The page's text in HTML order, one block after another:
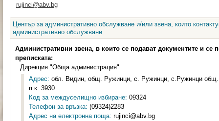
rujinci@abv.bg
Център за административно обслужване и/или звена, които
административно обслужване
Административни звена, в които се подават документите и се
преписката:
Дирекция "Обща администрация"
Адрес: обл. Видин, общ. Ружинци, с. Ружинци, с.Ружинци
п.к. 3930
Код за междуселищно избиране: 09324
Телефон за връзка: (09324)2283
Адрес на електронна поща: rujinci@abv.bg